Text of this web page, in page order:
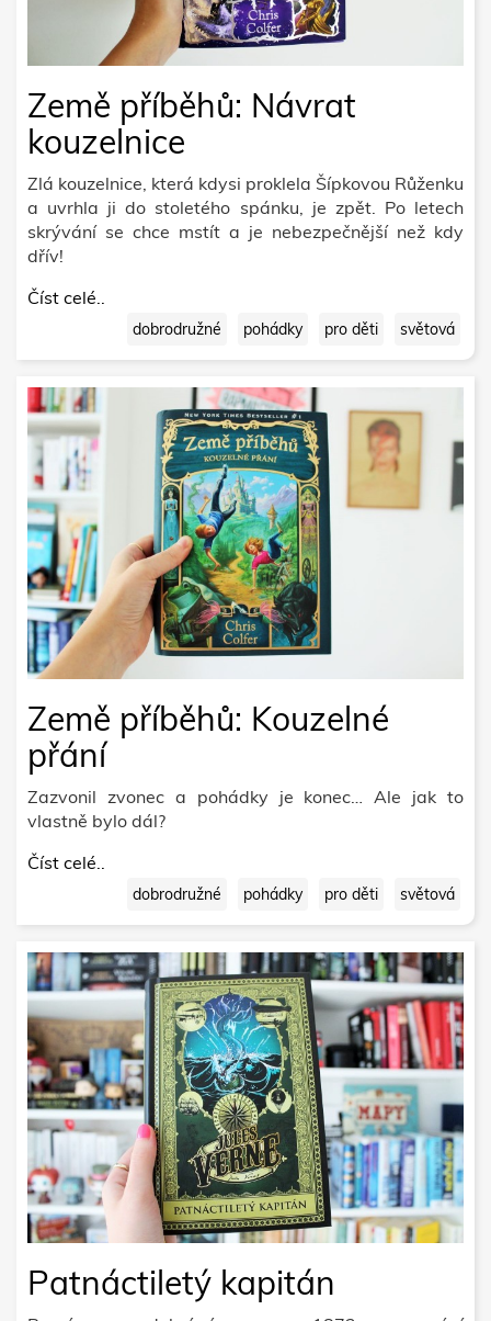
Země příběhů: Návrat
kouzelnice
Zlá kouzelnice, která kdysi proklela Šípkovou Růženku
a uvrhla ji do stoletého spánku, je zpět. Po letech
skrývání se chce mstít a je nebezpečnější než kdy
dřív!
Číst celé..
dobrodružné pohádky pro děti světová
Země příběhů: Kouzelné
přání
Zazvonil zvonec a pohádky je konec… Ale jak to
vlastně bylo dál?
Číst celé..
dobrodružné pohádky pro děti světová
Patnáctiletý kapitán